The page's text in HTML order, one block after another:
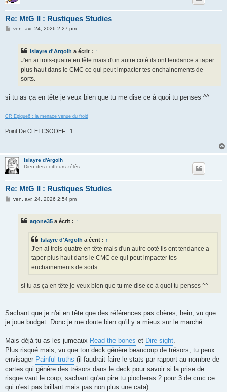
Re: MtG II : Rustiques Studies
Mven. avr. 24, 2026 2:27 pm
Islayre d'Argolh a écrit : ↑
J'en ai trois-quatre en tête mais d'un autre coté ils ont tendance a taper
plus haut dans le CMC ce qui peut impacter tes enchainements de
sorts.
si tu as ça en tête je veux bien que tu me dise ce à quoi tu penses ^^
CR Epique6 : la menace venue du froid
Point De CLETCSOOEF : 1
Islayre d'Argolh
Dieu des coiffeurs zélés
Re: MtG II : Rustiques Studies
Mven. avr. 24, 2026 2:54 pm
agone35 a écrit : ↑
Islayre d'Argolh a écrit : ↑
J'en ai trois-quatre en tête mais d'un autre coté ils ont tendance a
taper plus haut dans le CMC ce qui peut impacter tes
enchainements de sorts.
si tu as ça en tête je veux bien que tu me dise ce à quoi tu penses ^^
Sachant que je n'ai en tête que des références pas chères, hein, vu que
je joue budget. Donc je me doute bien qu'il y a mieux sur le marché.
Mais déjà tu as les jumeaux Read the bones et Dire sight.
Plus risqué mais, vu que ton deck génère beaucoup de trésors, tu peux
envisager Painful truths (il faudrait faire le stats par rapport au nombre de
cartes qui génère des trésors dans le deck pour savoir si la prise de
risque vaut le coup, sachant qu'au pire tu piocheras 2 pour 3 de cmc ce
qui n'est pas brillant mais pas non plus une cata).